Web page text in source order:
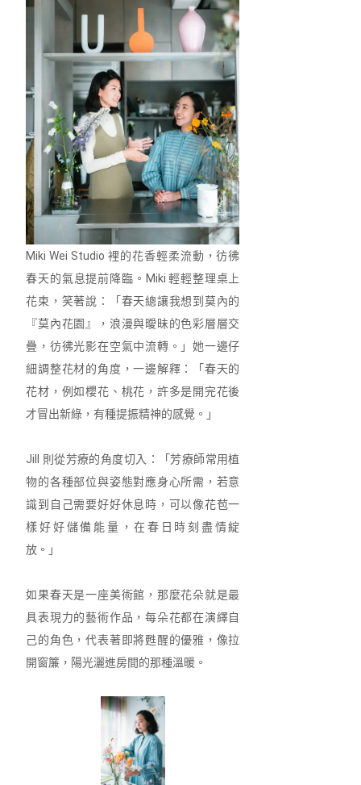
Miki Wei Studio 裡的花香輕柔流動，彷彿
春天的氣息提前降臨。Miki 輕輕整理桌上
花束，笑著說：「春天總讓我想到莫內的
『莫內花園』，浪漫與曖昧的色彩層層交
疊，彷彿光影在空氣中流轉。」她一邊仔
細調整花材的角度，一邊解釋：「春天的
花材，例如櫻花、桃花，許多是開完花後
才冒出新綠，有種提振精神的感覺。」
Jill 則從芳療的角度切入：「芳療師常用植
物的各種部位與姿態對應身心所需，若意
識到自己需要好好休息時，可以像花苞一
樣好好儲備能量，在春日時刻盡情綻
放。」
如果春天是一座美術館，那麼花朵就是最
具表現力的藝術作品，每朵花都在演繹自
己的角色，代表著即將甦醒的優雅，像拉
開窗簾，陽光灑進房間的那種溫暖。